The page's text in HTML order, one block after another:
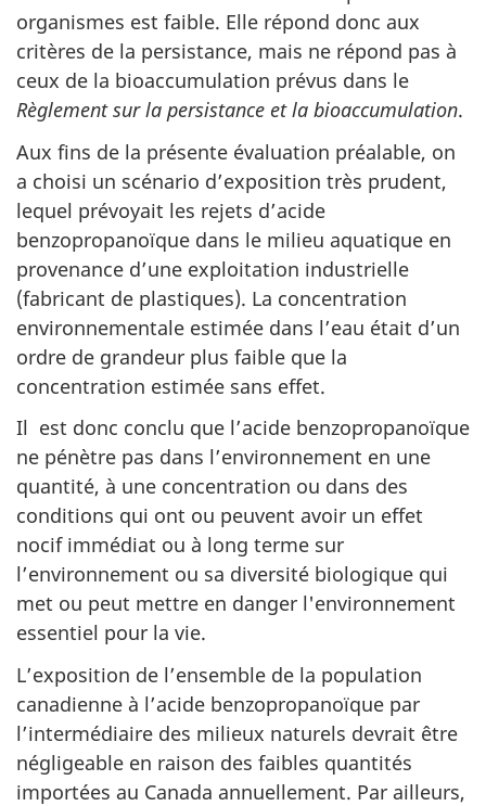
organismes est faible. Elle répond donc aux
critères de la persistance, mais ne répond pas à
ceux de la bioaccumulation prévus dans le
Règlement sur la persistance et la bioaccumulation.
Aux fins de la présente évaluation préalable, on
a choisi un scénario d’exposition très prudent,
lequel prévoyait les rejets d’acide
benzopropanoïque dans le milieu aquatique en
provenance d’une exploitation industrielle
(fabricant de plastiques). La concentration
environnementale estimée dans l’eau était d’un
ordre de grandeur plus faible que la
concentration estimée sans effet.
Il est donc conclu que l’acide benzopropanoïque
ne pénètre pas dans l’environnement en une
quantité, à une concentration ou dans des
conditions qui ont ou peuvent avoir un effet
nocif immédiat ou à long terme sur
l’environnement ou sa diversité biologique qui
met ou peut mettre en danger l'environnement
essentiel pour la vie.
L’exposition de l’ensemble de la population
canadienne à l’acide benzopropanoïque par
l’intermédiaire des milieux naturels devrait être
négligeable en raison des faibles quantités
importées au Canada annuellement. Par ailleurs,